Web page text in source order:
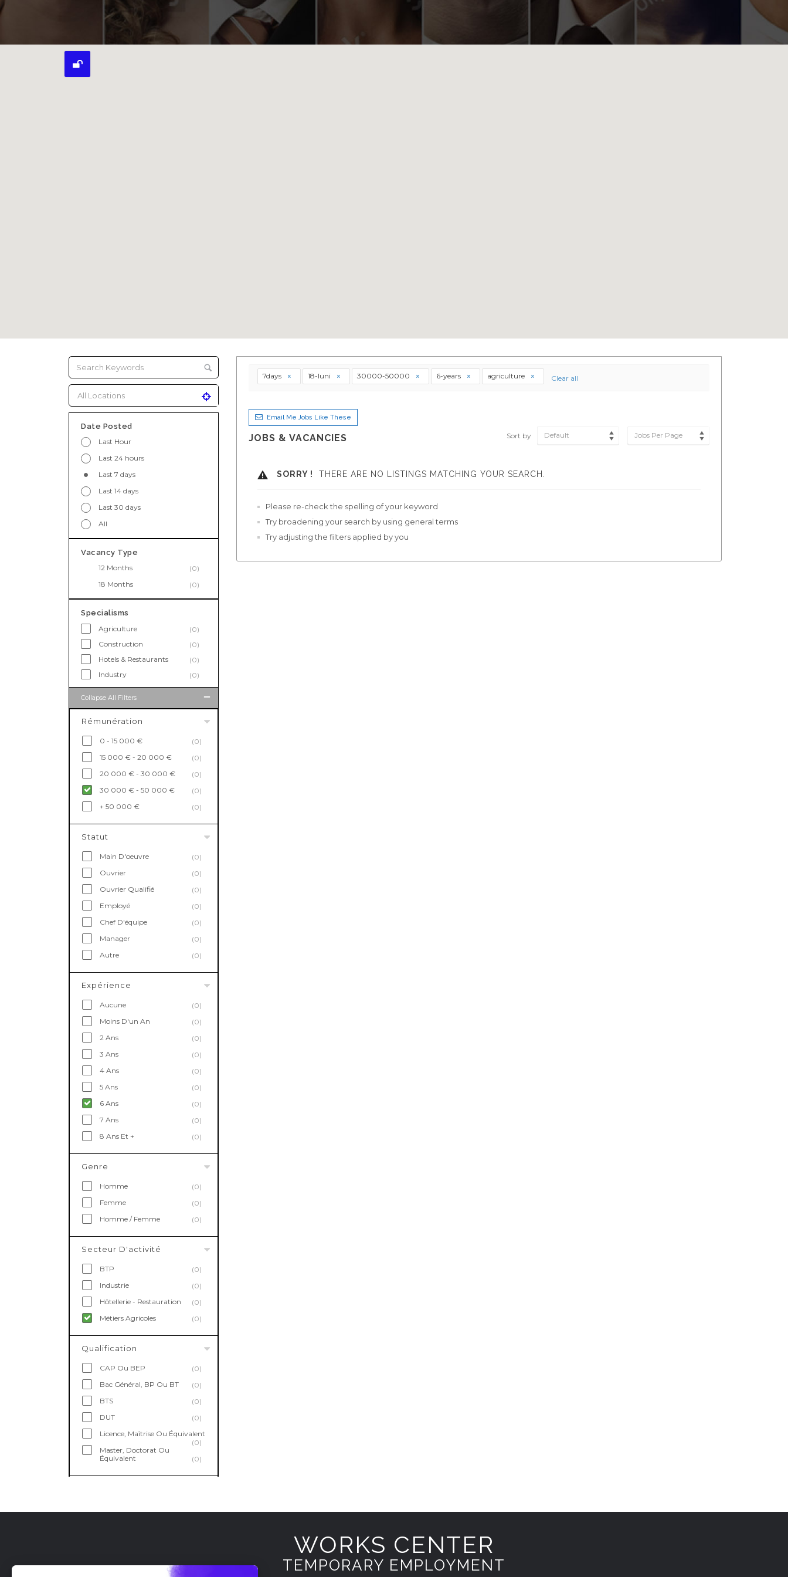
Date Posted
Last Hour
Last 24 hours
Last 7 days
Last 14 days
Last 30 days
All
Vacancy Type
12 Months
(0)
18 Months
(0)
Specialisms
Agriculture
(0)
Construction
(0)
Hotels & Restaurants
(0)
Industry
(0)
Collapse All Filters
Rémunération
0 - 15 000 €
(0)
15 000 € - 20 000 €
(0)
20 000 € - 30 000 €
(0)
30 000 € - 50 000 €
(0)
+ 50 000 €
(0)
Statut
Main D'oeuvre
(0)
Ouvrier
(0)
Ouvrier Qualifié
(0)
Employé
(0)
Chef D'équipe
(0)
Manager
(0)
Autre
(0)
Expérience
Aucune
(0)
Moins D'un An
(0)
2 Ans
(0)
3 Ans
(0)
4 Ans
(0)
5 Ans
(0)
6 Ans
(0)
7 Ans
(0)
8 Ans Et +
(0)
Genre
Homme
(0)
Femme
(0)
Homme / Femme
(0)
Secteur D'activité
BTP
(0)
Industrie
(0)
Hôtellerie - Restauration
(0)
Métiers Agricoles
(0)
Qualification
CAP Ou BEP
(0)
Bac Général, BP Ou BT
(0)
BTS
(0)
DUT
(0)
Licence, Maîtrise Ou Équivalent
(0)
Master, Doctorat Ou
Équivalent
(0)
7days 18-luni 30000-50000 6-years agriculture Clear all
Email Me Jobs Like These
JOBS & VACANCIES Sort by Default Jobs Per Page
SORRY ! THERE ARE NO LISTINGS MATCHING YOUR SEARCH.
Please re-check the spelling of your keyword
Try broadening your search by using general terms
Try adjusting the filters applied by you
WORKS CENTER
TEMPORARY EMPLOYMENT